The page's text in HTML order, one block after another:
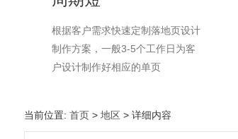
根据客户需求快速定制落地页设计
制作方案，一般3-5个工作日为客
户设计制作好相应的单页
当前位置: 首页> 地区> 详细内容